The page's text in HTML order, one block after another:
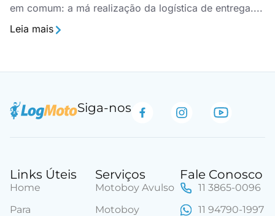
em comum: a má realização da logística de entrega....
Leia mais
Siga-nos
Links Úteis
Home
Para
Serviços
Motoboy Avulso
Motoboy
Fale Conosco
11 3865-0096
11 94790-1997